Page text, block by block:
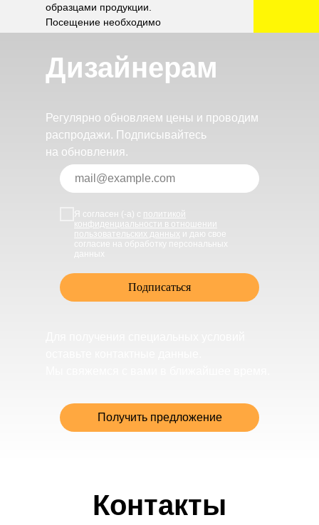
образцами продукции.
Посещение необходимо
Дизайнерам
Регулярно обновляем цены и проводим
распродажи. Подписывайтесь
на обновления.
Я согласен (-а) с политикой
конфиденциальности в отношении
пользовательских данных и даю свое
согласие на обработку персональных
данных
Подписаться
Получить предложение
Контакты